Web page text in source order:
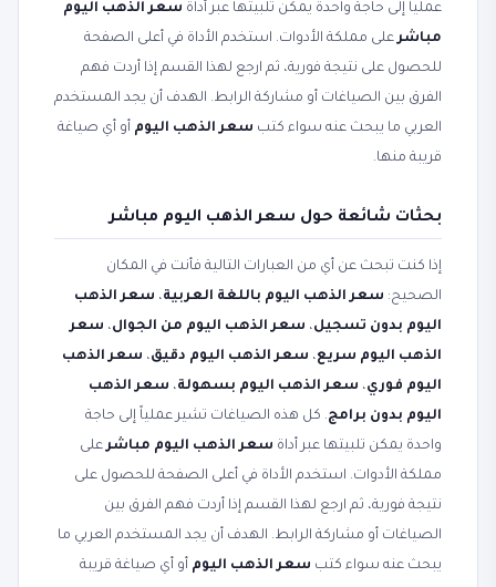
عملياً إلى حاجة واحدة يمكن تلبيتها عبر أداة سعر الذهب اليوم
مباشرعلى مملكة الأدوات. استخدم الأداة في أعلى الصفحة
للحصول على نتيجة فورية، ثم ارجع لهذا القسم إذا أردت فهم
الفرق بين الصياغات أو مشاركة الرابط. الهدف أن يجد المستخدم
العربي ما يبحث عنه سواء كتب سعر الذهب اليوم أو أي صياغة
قريبة منها.
بحثات شائعة حول سعر الذهب اليوم مباشر
إذا كنت تبحث عن أي من العبارات التالية فأنت في المكان
الصحيح: سعر الذهب اليوم باللغة العربية، سعر الذهب
اليوم بدون تسجيل، سعر الذهب اليوم من الجوال، سعر
الذهب اليوم سريع، سعر الذهب اليوم دقيق، سعر الذهب
اليوم فوري، سعر الذهب اليوم بسهولة، سعر الذهب
اليوم بدون برامج. كل هذه الصياغات تشير عملياً إلى حاجة
واحدة يمكن تلبيتها عبر أداة سعر الذهب اليوم مباشرعلى
مملكة الأدوات. استخدم الأداة في أعلى الصفحة للحصول على
نتيجة فورية، ثم ارجع لهذا القسم إذا أردت فهم الفرق بين
الصياغات أو مشاركة الرابط. الهدف أن يجد المستخدم العربي ما
يبحث عنه سواء كتب سعر الذهب اليوم أو أي صياغة قريبة